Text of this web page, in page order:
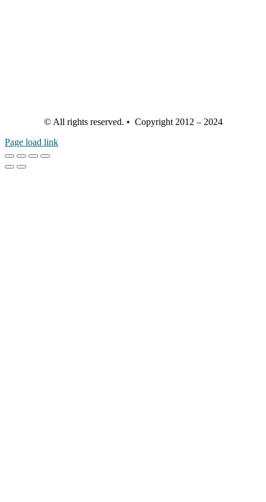
© All rights reserved. • Copyright 2012 – 2024
Page load link